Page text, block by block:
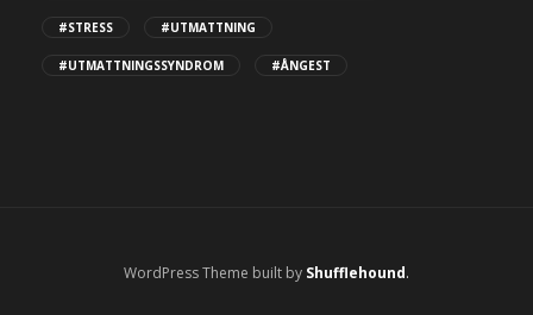
#STRESS #UTMATTNING
#UTMATTNINGSSYNDROM #ÅNGEST
WordPress Theme built by Shufflehound.